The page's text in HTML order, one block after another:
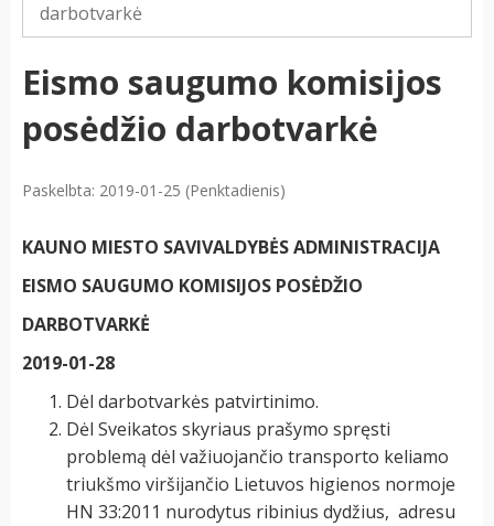
darbotvarkė
Eismo saugumo komisijos
posėdžio darbotvarkė
Paskelbta: 2019-01-25 (Penktadienis)
KAUNO MIESTO SAVIVALDYBĖS ADMINISTRACIJA
EISMO SAUGUMO KOMISIJOS POSĖDŽIO
DARBOTVARKĖ
2019-01-28
Dėl darbotvarkės patvirtinimo.
Dėl Sveikatos skyriaus prašymo spręsti
problemą dėl važiuojančio transporto keliamo
triukšmo viršijančio Lietuvos higienos normoje
HN 33:2011 nurodytus ribinius dydžius, adresu